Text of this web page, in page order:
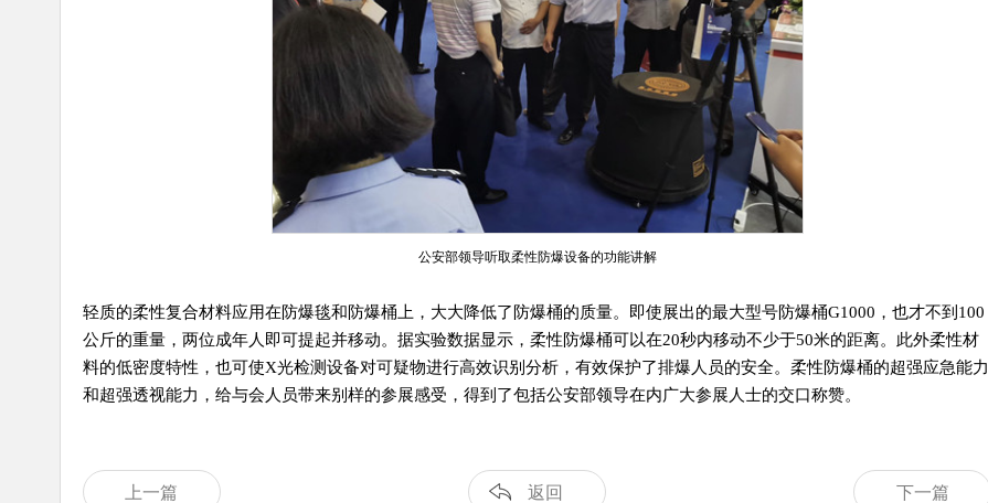
公安部领导听取柔性防爆设备的功能讲解
轻质的柔性复合材料应用在防爆毯和防爆桶上，大大降低了防爆桶的质量。即使展出的最大型号防爆桶G1000，也才不到100
公斤的重量，两位成年人即可提起并移动。据实验数据显示，柔性防爆桶可以在20秒内移动不少于50米的距离。此外柔性材
料的低密度特性，也可使X光检测设备对可疑物进行高效识别分析，有效保护了排爆人员的安全。柔性防爆桶的超强应急能力
和超强透视能力，给与会人员带来别样的参展感受，得到了包括公安部领导在内广大参展人士的交口称赞。
上一篇 下一篇
返回